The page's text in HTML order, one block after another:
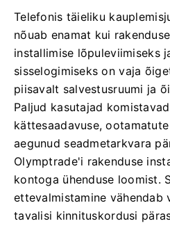
Telefonis täieliku
nõuab enamat kui
installimise lõpuleviimiseks
sisselogimiseks on vaja
piisavalt salvestusruumi ja
Paljud kasutajad
kättesaadavuse,
aegunud seadmetarkvara
Olymptrade'i rakenduse
kontoga ühenduse loomist.
ettevalmistamine vähendab
tavalisi kinnituskordusi